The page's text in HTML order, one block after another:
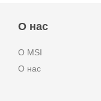
О нас
О MSI
О нас